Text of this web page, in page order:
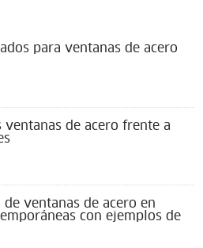
para ventanas de acero
de acero frente a
de ventanas de acero en
con ejemplos de